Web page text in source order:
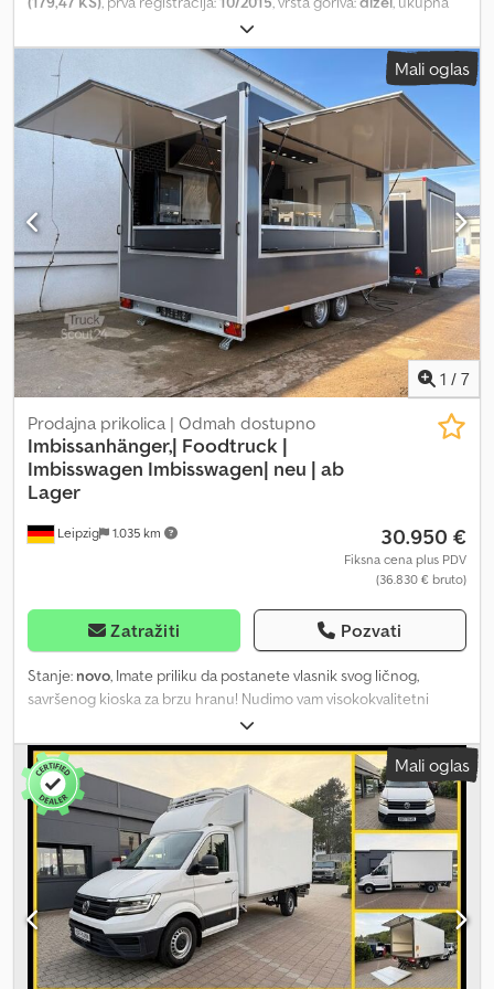
, sledeća inspekcija (TÜV):
tip prenosa:mehanički, emisioni razred:Euro 6, broj sedišta:3,
Oprema:
ABS, centralno zaključavanje, elektronski program
stabilnosti (ESP), klima uređaj, * Prva ruka * Potpuno servisna
evidencija * Zupčasti kaiš već zamenjen na 182.010 km u 6/2025 *
Poslednji servis na 181.352 km u 5/2025 * Tehnički pregled važi do
7/2027 Chjdpfx Agox Nz N Eopsa * Duga verzija * Klima uređaj *
Tempomat * Parking senzori * Dupli naslon za ruke * Klizna vrata
sa obe strane * Motor 179 KS sa 6-stepenim menjačem * Kuka za
vuču
Mali oglas
1 / 7
Leipzig 1.035 km
Prodajna prikolica | Odmah dostupno
Imbissanhänger,| Foodtruck |
Imbisswagen Imbisswagen| neu | ab
Lager
30.950 €
Fiksna cena plus PDV
(36.830 € bruto)
Zatražiti Pozvati
Stanje: novo, Imate priliku da postanete vlasnik svog ličnog,
savršenog kioska za brzu hranu! Nudimo vam visokokvalitetni
prikolicu za prodaju hrane, opremljenu vrhunskim ogibljenjem i
kočionim sistemom. Karakteristike: Visokokvalitetno ogibljenje i
kočnice: Naša prikolica za brzu hranu poseduje nemačko
ogibljenje i kočnice najvišeg kvaliteta, što obezbeđuje vašu
sigurnost i stabilnost u saobraćaju. Csdpeyhgxzofx Agpoha Izrada
po meri: Sanjate o posebnoj prikolici za brzu hranu? U
mogućnosti smo da prilagodimo prikolicu prema vašim
individualnim željama. Bilo da su u pitanju specijalna oprema, boje
ili dizajn – vašu zamisao pretvaramo u stvarnost. Brza proizvodnja:
Razumemo koliko je vreme važno. To znači da ćete uskoro moći
da pustite u rad svoju prikolicu za brzu hranu. Pouzdan kvalitet:
Naše prikolice za brzu hranu dizajnirane su za dugotrajnu
Mali oglas